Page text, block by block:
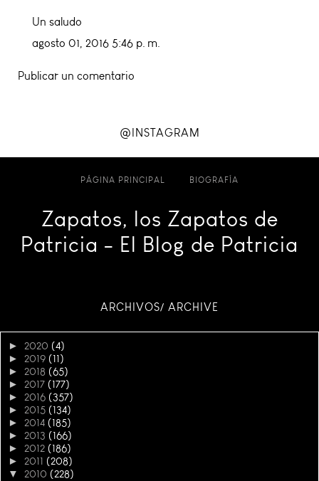
Un saludo
agosto 01, 2016 5:46 p. m.
Publicar un comentario
@INSTAGRAM
PÁGINA PRINCIPAL BIOGRAFÍA
Zapatos, los Zapatos de
Patricia - El Blog de Patricia
ARCHIVOS/ ARCHIVE
► 2020 (4)
► 2019 (11)
► 2018 (65)
► 2017 (177)
► 2016 (357)
► 2015 (134)
► 2014 (185)
► 2013 (166)
► 2012 (186)
► 2011 (208)
▼ 2010 (228)